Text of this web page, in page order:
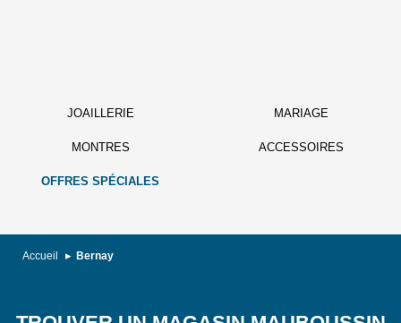
JOAILLERIE MARIAGE
MONTRES ACCESSOIRES
OFFRES SPÉCIALES
Accueil Bernay